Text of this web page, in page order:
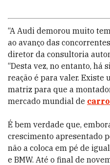
“A Audi demorou muito
ao avanço das
diretor da consultoria
“Desta vez, no entanto, há
reação é para valer. Existe
matriz para que a
mercado mundial de
É bem verdade que,
crescimento apresentado
não a coloca em pé de
e BMW. Até o final de